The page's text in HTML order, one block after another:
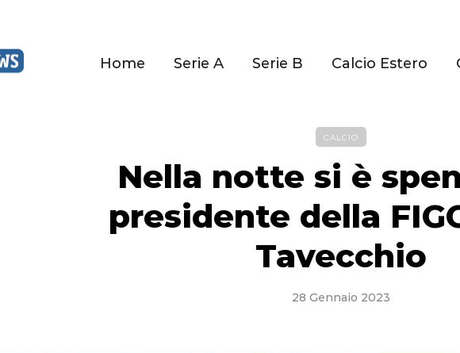
Home Serie A Serie B Calcio Estero
CALCIO
Nella notte si è
presidente della
Tavecchio
28 Gennaio 2023